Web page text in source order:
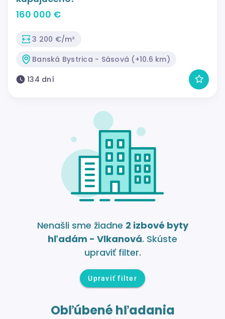
160 000 €
3 200 €/m²
Banská Bystrica - Sásová (+10.6 km)
134 dní
Nenašli sme žiadne 2 izbové byty
hľadám - Vlkanová. Skúste
upraviť filter.
Upraviť filter
Obľúbené hľadania